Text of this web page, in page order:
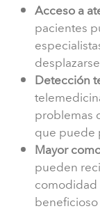
Acceso a
pacientes
Detección
problemas
que puede
Mayor
pueden
comodidad